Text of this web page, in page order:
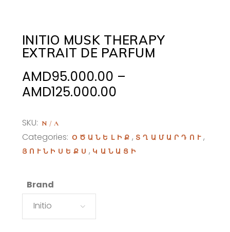
INITIO MUSK THERAPY
EXTRAIT DE PARFUM
AMD95.000.00 –
AMD125.000.00Price
through
AMD125.000.00
SKU: N/A
Categories: ՕԾԱՆԵԼԻՔ, ՏՂԱՄԱՐԴՈՒ ,
ՅՈՒՆԻՍԵՔՍ, ԿԱՆԱՑԻ
Brand
Initio